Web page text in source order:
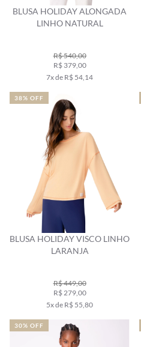
BLUSA HOLIDAY ALONGADA
LINHO NATURAL
R$ 540,00
R$ 379,00
7x de R$ 54,14
BLUSA HOLIDAY VISCO LINHO
LARANJA
R$ 449,00
R$ 279,00
5x de R$ 55,80
38% OFF
30% OFF